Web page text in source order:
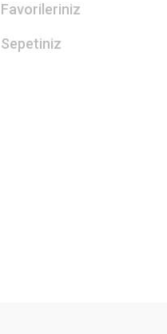
Favorileriniz
Sepetiniz